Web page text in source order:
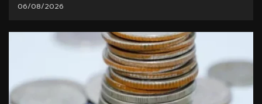
06/08/2026